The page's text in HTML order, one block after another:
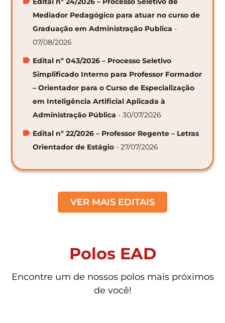
Mediador Pedagógico para atuar no curso de
Graduação em Administração Publica -
07/08/2026
Edital nº 043/2026 – Processo Seletivo
Simplificado Interno para Professor Formador
– Orientador para o Curso de Especialização
em Inteligência Artificial Aplicada à
Administração Pública - 30/07/2026
Edital nº 22/2026 – Professor Regente – Letras
Orientador de Estágio - 27/07/2026
VER MAIS EDITAIS
Polos EAD
Encontre um de nossos polos mais próximos
de você!